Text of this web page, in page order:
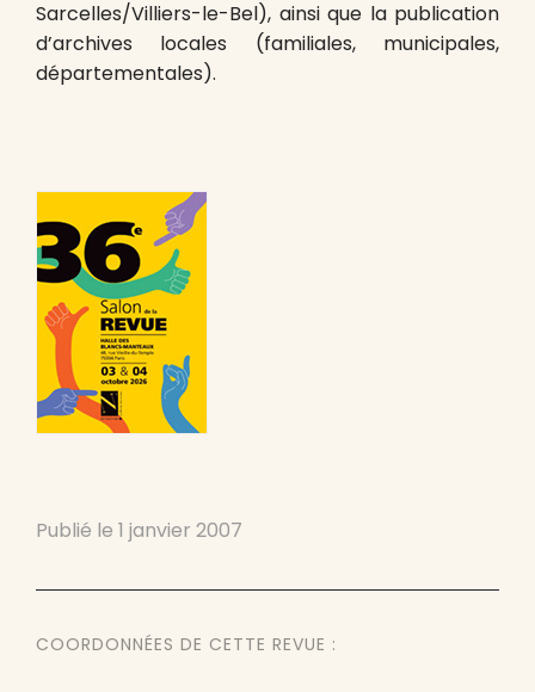
Sarcelles/Villiers-le-Bel), ainsi que la publication
d’archives locales (familiales, municipales,
départementales).
Publié le 1 janvier 2007
COORDONNÉES DE CETTE REVUE :